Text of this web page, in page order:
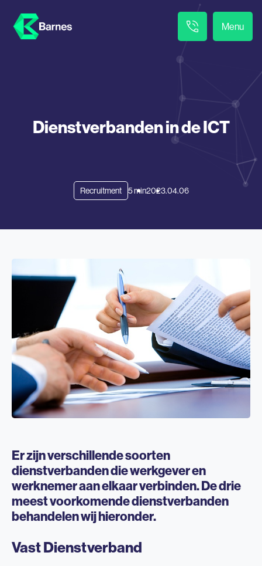
Menu
Dienstverbanden in de ICT
Recruitment 5 min2023.04.06
Er zijn verschillende soorten
dienstverbanden die werkgever en
werknemer aan elkaar verbinden.De drie
meest voorkomende dienstverbanden
behandelen wij hieronder.
Vast Dienstverband